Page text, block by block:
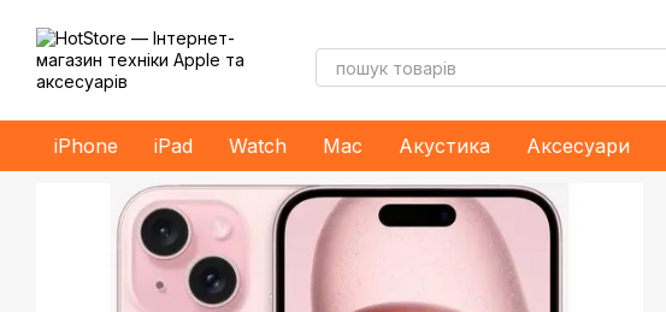
iPhone iPad Watch Mac Акустика Аксесуари